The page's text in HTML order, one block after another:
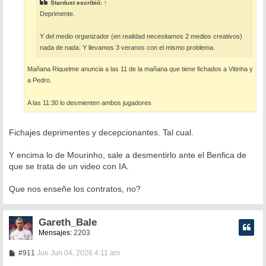
Stardustescribió: ↑
Deprimente.
Y del medio organizador (en realidad necesitamos 2 medios creativos)
nada de nada. Y llevamos 3 veranos con el mismo problema.
Mañana Riquelme anuncia a las 11 de la mañana que tiene fichados a Vitinha y
a Pedro.
A las 11:30 lo desmienten ambos jugadores
Fichajes deprimentes y decepcionantes. Tal cual.
Y encima lo de Mourinho, sale a desmentirlo ante el Benfica de
que se trata de un video con IA.
Que nos enseñe los contratos, no?
Gareth_Bale
Mensajes: 2203
#911 M
Jue Jun 04, 2026 4:11 am